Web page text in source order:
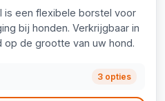
is een flexibele borstel voor
bij honden. Verkrijgbaar in
op de grootte van uw hond.
3 opties